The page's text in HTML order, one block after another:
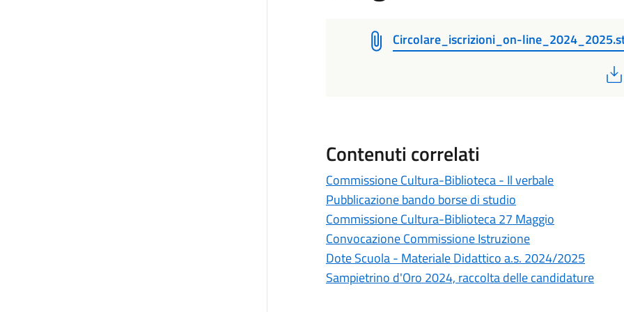
Circolare_iscrizioni_on-
Contenuti correlati
Commissione Cultura-Biblioteca - Il verbale
Pubblicazione bando borse di studio
Commissione Cultura-Biblioteca 27 Maggio
Convocazione Commissione Istruzione
Dote Scuola - Materiale Didattico a.s. 2024/2025
Sampietrino d'Oro 2024, raccolta delle candidature